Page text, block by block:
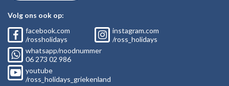
Volg ons ook op:
facebook.com
/rossholidays
instagram.com
/ross_holidays
whatsapp/noodnummer
06 273 02 986
youtube
/ross_holidays_griekenland